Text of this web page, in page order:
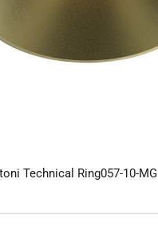
Technical Ring057-10-MG